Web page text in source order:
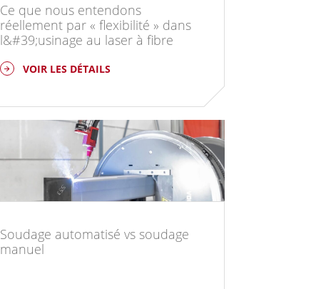
Ce que nous entendons
réellement par « flexibilité » dans
l&#39;usinage au laser à fibre
VOIR LES DÉTAILS
Soudage automatisé vs soudage
manuel